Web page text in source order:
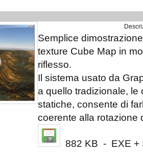
Semplice
texture Cube Map in
riflesso.
Il sistema usato da
a quello tradizionale, le
statiche, consente di
coerente alla rotazione
882 KB - EXE +